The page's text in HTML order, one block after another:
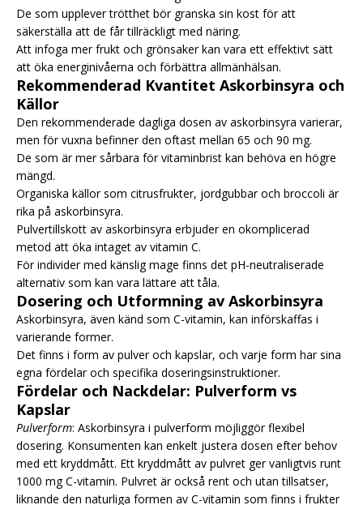
De som upplever trötthet bör granska sin kost för att
säkerställa att de får tillräckligt med näring.
Att infoga mer frukt och grönsaker kan vara ett effektivt sätt
att öka energinivåerna och förbättra allmänhälsan.
Rekommenderad Kvantitet Askorbinsyra och
Källor
Den rekommenderade dagliga dosen av askorbinsyra varierar,
men för vuxna befinner den oftast mellan 65 och 90 mg.
De som är mer sårbara för vitaminbrist kan behöva en högre
mängd.
Organiska källor som citrusfrukter, jordgubbar och broccoli är
rika på askorbinsyra.
Pulvertillskott av askorbinsyra erbjuder en okomplicerad
metod att öka intaget av vitamin C.
För individer med känslig mage finns det pH-neutraliserade
alternativ som kan vara lättare att tåla.
Dosering och Utformning av Askorbinsyra
Askorbinsyra, även känd som C-vitamin, kan införskaffas i
varierande former.
Det finns i form av pulver och kapslar, och varje form har sina
egna fördelar och specifika doseringsinstruktioner.
Fördelar och Nackdelar: Pulverform vs
Kapslar
Pulverform: Askorbinsyra i pulverform möjliggör flexibel
dosering. Konsumenten kan enkelt justera dosen efter behov
med ett kryddmått. Ett kryddmått av pulvret ger vanligtvis runt
1000 mg C-vitamin. Pulvret är också rent och utan tillsatser,
liknande den naturliga formen av C-vitamin som finns i frukter